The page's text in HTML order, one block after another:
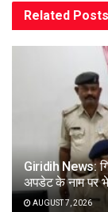
Related Posts
Giridih News:
अपडेट के नाम पर
AUGUST 7, 2026